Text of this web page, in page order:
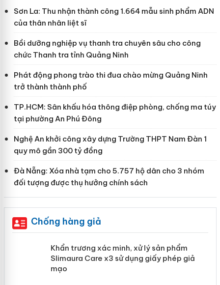
Sơn La: Thu nhận thành công 1.664 mẫu sinh phẩm ADN
của thân nhân liệt sĩ
Bồi dưỡng nghiệp vụ thanh tra chuyên sâu cho công
chức Thanh tra tỉnh Quảng Ninh
Phát động phong trào thi đua chào mừng Quảng Ninh
trở thành thành phố
TP.HCM: Sân khấu hóa thông điệp phòng, chống ma túy
tại phường An Phú Đông
Nghệ An khởi công xây dựng Trường THPT Nam Đàn 1
quy mô gần 300 tỷ đồng
Đà Nẵng: Xóa nhà tạm cho 5.757 hộ dân cho 3 nhóm
đối tượng được thụ hưởng chính sách
Chống hàng giả
Khẩn trương xác minh, xử lý sản phẩm
Slimaura Care x3 sử dụng giấy phép giả
mạo